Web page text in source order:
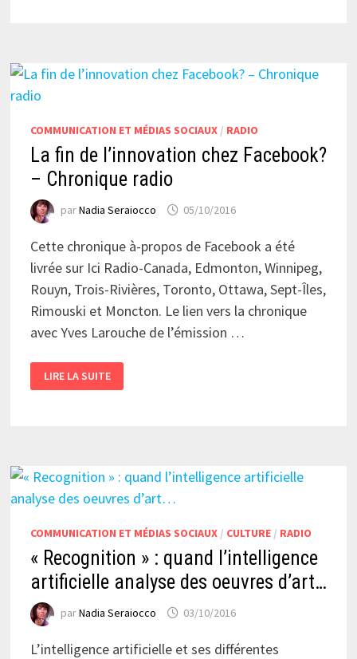
OUVERT
COMMUNICATION ET MÉDIAS SOCIAUX/ RADIO
La fin de l’innovation chez Facebook?
– Chronique radio
parNadia Seraiocco 05/10/2016
Cette chronique à-propos de Facebook a été
livrée sur Ici Radio-Canada, Edmonton, Winnipeg,
Rouyn, Trois-Rivières, Toronto, Ottawa, Sept-Îles,
Rimouski et Moncton. Le lien vers la chronique
avec Yves Larouche de l’émission …
FIN
DE
LIRE LA SUITE
COMMUNICATION ET MÉDIAS SOCIAUX/ CULTURE/ RADIO
« Recognition » : quand l’intelligence
artificielle analyse des oeuvres d’art…
parNadia Seraiocco 03/10/2016
L’intelligence artificielle et ses différentes